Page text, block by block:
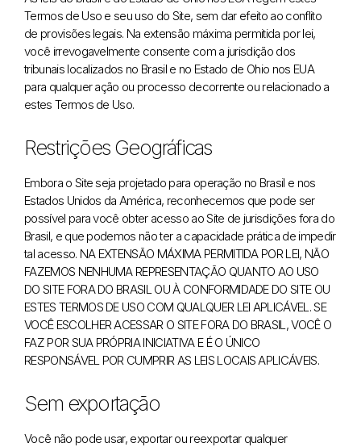
Termos de Uso e seu uso do Site, sem dar efeito ao conflito
de provisões legais. Na extensão máxima permitida por lei,
você irrevogavelmente consente com a jurisdição dos
tribunais localizados no Brasil e no Estado de Ohio nos EUA
para qualquer ação ou processo decorrente ou relacionado a
estes Termos de Uso.
Restrições Geográficas
Embora o Site seja projetado para operação no Brasil e nos
Estados Unidos da América, reconhecemos que pode ser
possível para você obter acesso ao Site de jurisdições fora do
Brasil, e que podemos não ter a capacidade prática de impedir
tal acesso. NA EXTENSÃO MÁXIMA PERMITIDA POR LEI, NÃO
FAZEMOS NENHUMA REPRESENTAÇÃO QUANTO AO USO
DO SITE FORA DO BRASIL OU À CONFORMIDADE DO SITE OU
ESTES TERMOS DE USO COM QUALQUER LEI APLICÁVEL. SE
VOCÊ ESCOLHER ACESSAR O SITE FORA DO BRASIL, VOCÊ O
FAZ POR SUA PRÓPRIA INICIATIVA E É O ÚNICO
RESPONSÁVEL POR CUMPRIR AS LEIS LOCAIS APLICÁVEIS.
Sem exportação
Você não pode usar, exportar ou reexportar qualquer